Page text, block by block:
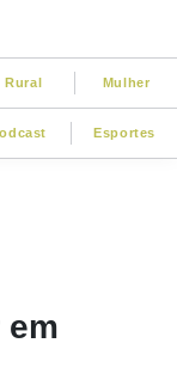
Rural Mulher
Esportes
em